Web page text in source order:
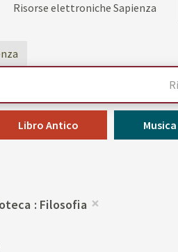
Risorse elettroniche Sapienza
Libro Antico
Filosofia